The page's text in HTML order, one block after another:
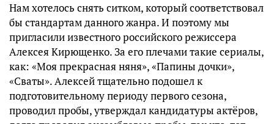
Нам хотелось снять ситком, который соответствовал
бы стандартам данного жанра. И поэтому мы
пригласили известного российского режиссера
Алексея Кирющенко. За его плечами такие сериалы,
как: «Моя прекрасная няня», «Папины дочки»,
«Сваты». Алексей тщательно подошел к
подготовительному периоду первого сезона,
проводил пробы, утверждал кандидатуры актёров,